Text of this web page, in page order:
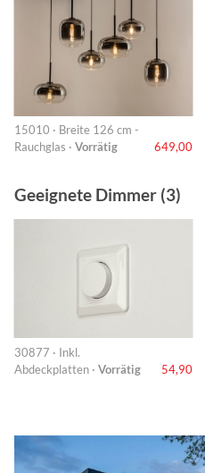
15010 · Breite 126 cm -
Rauchglas · Vorrätig 649,00
Geeignete Dimmer (3)
30877 · Inkl.
Abdeckplatten · Vorrätig 54,90